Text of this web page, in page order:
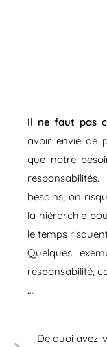
Il ne faut pas
avoir envie de
que notre
besoins, on
la hiérarchie
le temps
Quelques
responsabilité,
….
De quoi avez-